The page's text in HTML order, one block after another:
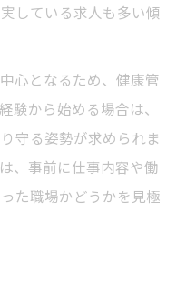
している求人も多い傾
心となるため、健康管
験から始める場合は、
守る姿勢が求められま
、事前に仕事内容や働
た職場かどうかを見極